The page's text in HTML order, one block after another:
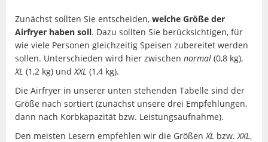
Zunächst sollten Sie entscheiden, welche Größe der
Airfryer haben soll. Dazu sollten Sie berücksichtigen, für
wie viele Personen gleichzeitig Speisen zubereitet werden
sollen. Unterschieden wird hier zwischen normal (0,8 kg),
XL (1,2 kg) undXXL (1,4 kg).
Die Airfryer in unserer unten stehenden Tabelle sind der
Größe nach sortiert (zunächst unsere drei Empfehlungen,
dann nach Korbkapazität bzw. Leistungsaufnahme).
Den meisten Lesern empfehlen wir die GrößenXL bzw.XXL,